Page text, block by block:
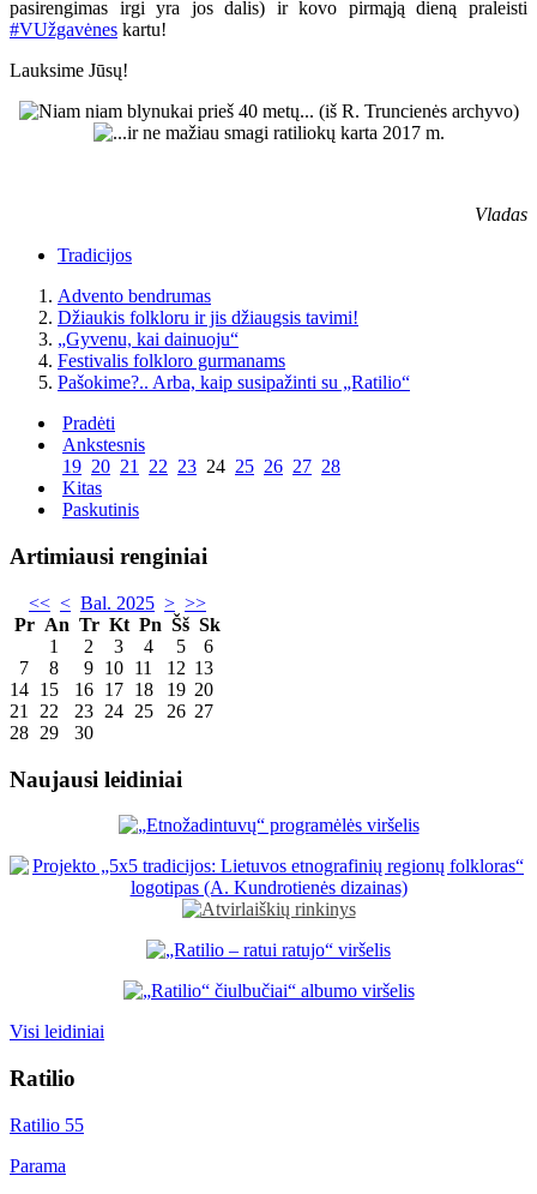
pasirengimas irgi yra jos dalis) ir kovo pirmąją dieną praleisti
#VUžgavėnes kartu!
Lauksime Jūsų!
Vladas
Tradicijos
Advento bendrumas
Džiaukis folkloru ir jis džiaugsis tavimi!
„Gyvenu, kai dainuoju“
Festivalis folkloro gurmanams
Pašokime?.. Arba, kaip susipažinti su „Ratilio“
Pradėti
Ankstesnis
19 20 21 22 23 24 25 26 27 28
Kitas
Paskutinis
Artimiausi renginiai
<< < Bal. 2025 > >>
Pr An Tr Kt Pn Šš Sk
1
2 3 4 5
6
7
8 9 10 11 12 13
14 15 16 17 18 19 20
21
22 23 24 25 26 27
28 29 30
Naujausi leidiniai
Visi leidiniai
Ratilio
Ratilio 55
Parama